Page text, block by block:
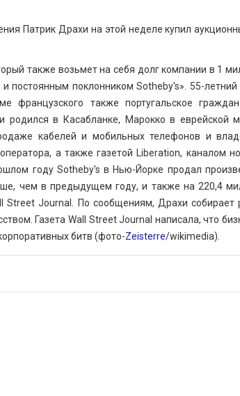
Патрик Драхи на этой неделе купил
также возьмет на себя долг компании в 1
постоянным поклонником Sotheby's». 55-
также португальское
в Касабланке, Марокко в еврейской
кабелей и мобильных телефонов и
а также газетой Liberation, каналом
году Sotheby's в Нью-Йорке продал
чем в предыдущем году, и также на 220,4
Street Journal. По сообщениям, Драхи собирает
Газета Wall Street Journal написала, что
битв (фото-Zeisterre/wikimedia).